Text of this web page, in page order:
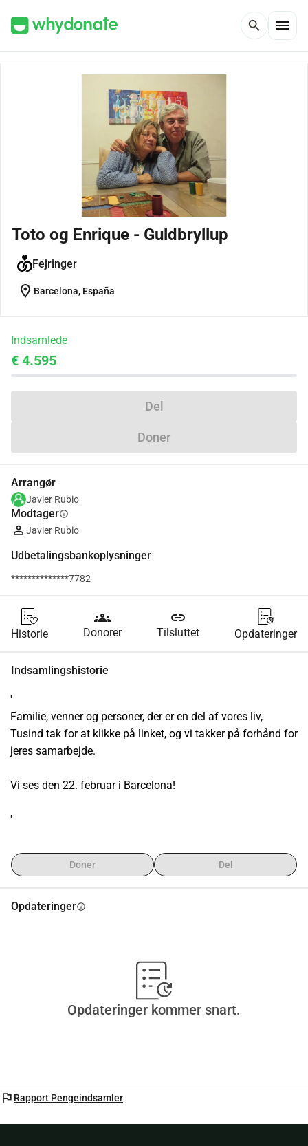
search menu
Toto og Enrique - Guldbryllup
Fejringer
location_on Barcelona, España
Indsamlede
€ 4.595
Del
Doner
Arrangør
Javier Rubio
Modtagerinfo
Javier Rubio
Udbetalingsbankoplysninger
**************7782
Historie
groups
Donorer
link
Tilsluttet Opdateringer
Indsamlingshistorie
'
Familie, venner og personer, der er en del af vores liv,
Tusind tak for at klikke på linket, og vi takker på forhånd for
jeres samarbejde.
Vi ses den 22. februar i Barcelona!
'
Doner Del
Opdateringerinfo
Opdateringer kommer snart.
flag Rapport Pengeindsamler